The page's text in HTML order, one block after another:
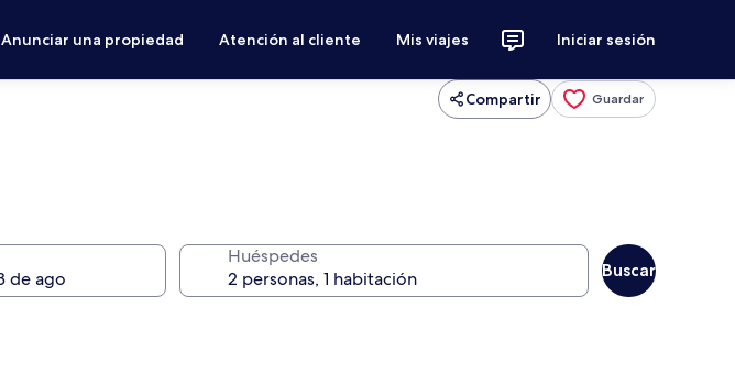
Anunciar una propiedad Atención al cliente Mis viajes Iniciar sesión
Compartir Guardar
Huéspedes
Buscar